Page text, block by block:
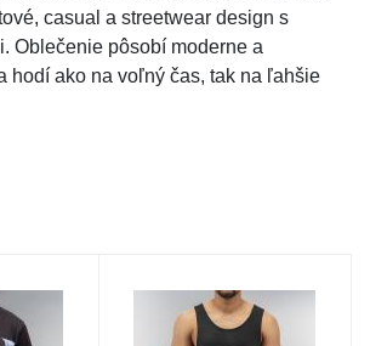
casual a streetwear design s
Oblečenie pôsobí moderne a
hodí ako na voľný čas, tak na ľahšie